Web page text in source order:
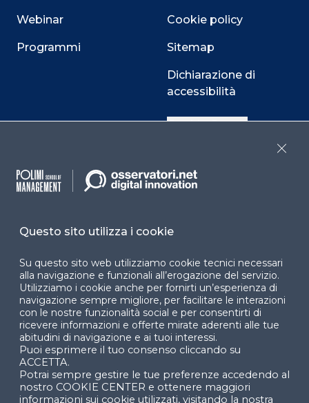
Webinar
Programmi
Cookie policy
Sitemap
Dichiarazione di
accessibilità
Cookie Center
Facebook LinkedIn
© 2024 Copyright © Politecnico di Milano Dipartimento
di Ingegneria Gestionale
Questo sito utilizza i cookie
Su questo sito web utilizziamo cookie tecnici necessari
alla navigazione e funzionali all’erogazione del servizio.
Utilizziamo i cookie anche per fornirti un’esperienza di
navigazione sempre migliore, per facilitare le interazioni
con le nostre funzionalità social e per consentirti di
ricevere informazioni e offerte mirate aderenti alle tue
abitudini di navigazione e ai tuoi interessi.
Puoi esprimere il tuo consenso cliccando su
ACCETTA.
Potrai sempre gestire le tue preferenze accedendo al
nostro COOKIE CENTER e ottenere maggiori
informazioni sui cookie utilizzati, visitando la nostra